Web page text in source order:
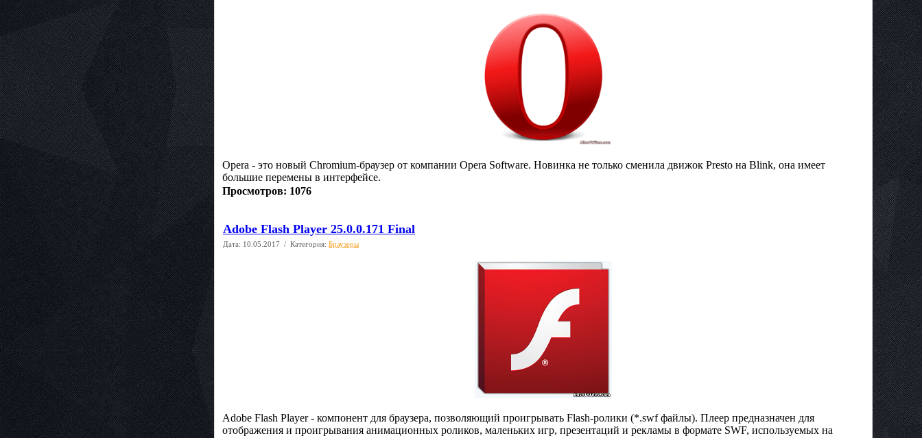
Opera - это новый Chromium-браузер от компании Opera Software. Новинка не только сменила движок Presto на Blink, она имеет
большие перемены в интерфейсе.
Просмотров: 1076
Adobe Flash Player 25.0.0.171 Final
Дата: 10.05.2017 / Категория: Браузеры
Adobe Flash Player - компонент для браузера, позволяющий проигрывать Flash-ролики (*.swf файлы). Плеер предназначен для
отображения и проигрывания анимационных роликов, маленьких игр, презентаций и рекламы в формате SWF, используемых на